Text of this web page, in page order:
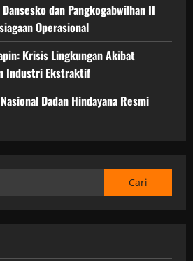
dan Pangkogabwilhan II
Operasional
Krisis Lingkungan Akibat
Industri Ekstraktif
Dadan Hindayana Resmi